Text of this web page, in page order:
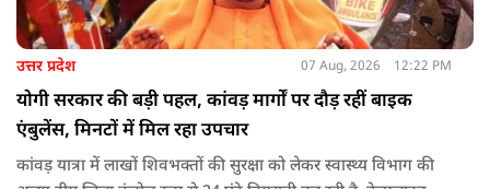
उत्तर प्रदेश 07 Aug, 2026 12:22 PM
योगी सरकार की बड़ी पहल, कांवड़ मार्गों पर दौड़ रहीं बाइक
एंबुलेंस, मिनटों में मिल रहा उपचार
कांवड़ यात्रा में लाखों शिवभक्तों की सुरक्षा को लेकर स्वास्थ्य विभाग की